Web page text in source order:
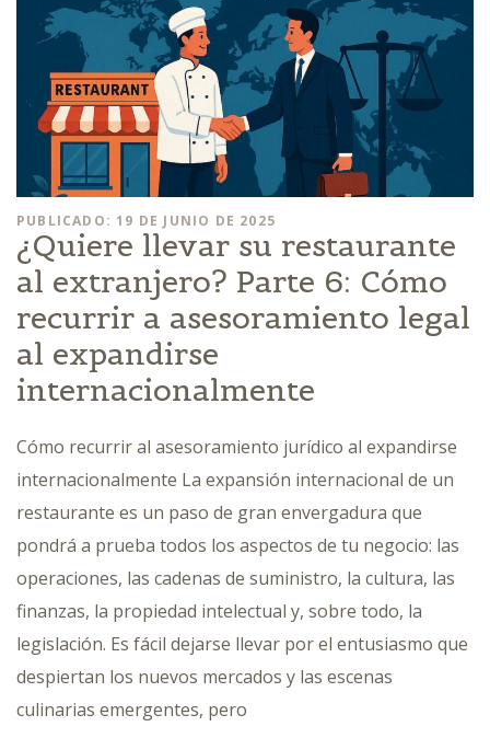
PUBLICADO: 19 DE JUNIO DE 2025
¿Quiere llevar su restaurante
al extranjero? Parte 6: Cómo
recurrir a asesoramiento legal
al expandirse
internacionalmente
Cómo recurrir al asesoramiento jurídico al expandirse
internacionalmente La expansión internacional de un
restaurante es un paso de gran envergadura que
pondrá a prueba todos los aspectos de tu negocio: las
operaciones, las cadenas de suministro, la cultura, las
finanzas, la propiedad intelectual y, sobre todo, la
legislación. Es fácil dejarse llevar por el entusiasmo que
despiertan los nuevos mercados y las escenas
culinarias emergentes, pero